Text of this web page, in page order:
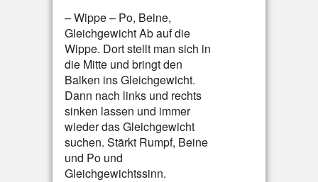
– Wippe – Po, Beine,
Gleichgewicht Ab auf die
Wippe. Dort stellt man sich in
die Mitte und bringt den
Balken ins Gleichgewicht.
Dann nach links und rechts
sinken lassen und immer
wieder das Gleichgewicht
suchen. Stärkt Rumpf, Beine
und Po und
Gleichgewichtssinn.